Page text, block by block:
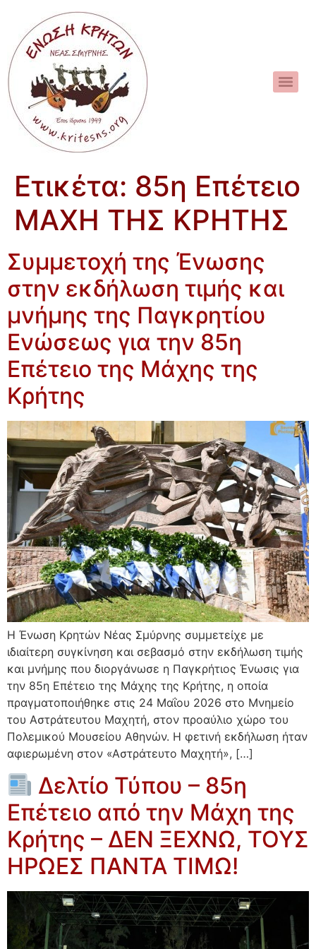
Ετικέτα: 85η Επέτειο
ΜΑΧΗ ΤΗΣ ΚΡΗΤΗΣ
Συμμετοχή της Ένωσης
στην εκδήλωση τιμής και
μνήμης της Παγκρητίου
Ενώσεως για την 85η
Επέτειο της Μάχης της
Κρήτης
Η Ένωση Κρητών Νέας Σμύρνης συμμετείχε με
ιδιαίτερη συγκίνηση και σεβασμό στην εκδήλωση τιμής
και μνήμης που διοργάνωσε η Παγκρήτιος Ένωσις για
την 85η Επέτειο της Μάχης της Κρήτης, η οποία
πραγματοποιήθηκε στις 24 Μαΐου 2026 στο Μνημείο
του Αστράτευτου Μαχητή, στον προαύλιο χώρο του
Πολεμικού Μουσείου Αθηνών. Η φετινή εκδήλωση ήταν
αφιερωμένη στον «Αστράτευτο Μαχητή», […]
Δελτίο Τύπου – 85η
Επέτειο από την Μάχη της
Κρήτης – ΔΕΝ ΞΕΧΝΩ, ΤΟΥΣ
ΗΡΩΕΣ ΠΑΝΤΑ ΤΙΜΩ!